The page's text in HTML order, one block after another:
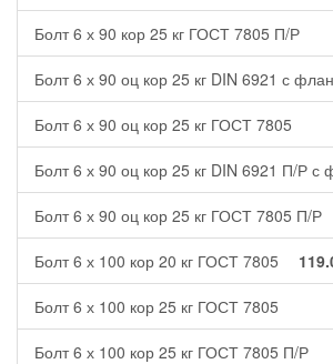
Болт 6 х 90 кор 25 кг ГОСТ 7805 П/Р
Болт 6 х 90 оц кор 25 кг DIN 6921 с
Болт 6 х 90 оц кор 25 кг ГОСТ 7805
Болт 6 х 90 оц кор 25 кг DIN 6921 П/Р с
Болт 6 х 90 оц кор 25 кг ГОСТ 7805 П/Р
Болт 6 х 100 кор 20 кг ГОСТ 7805
Болт 6 х 100 кор 25 кг ГОСТ 7805
Болт 6 х 100 кор 25 кг ГОСТ 7805 П/Р